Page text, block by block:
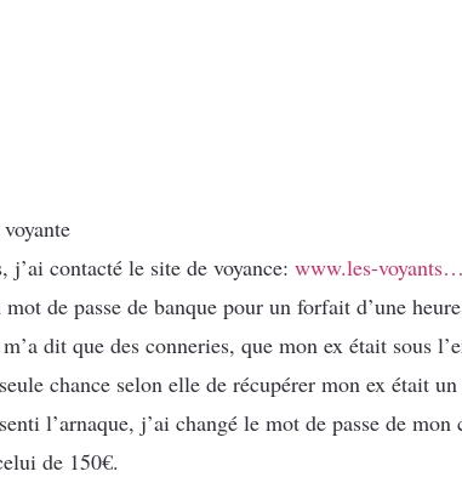
j’ai contacté le site de voyance: www.les-voyants…
de passe de banque pour un forfait d’une
dit que des conneries, que mon ex était sous
chance selon elle de récupérer mon ex était
l’arnaque, j’ai changé le mot de passe de mon
de 150€.